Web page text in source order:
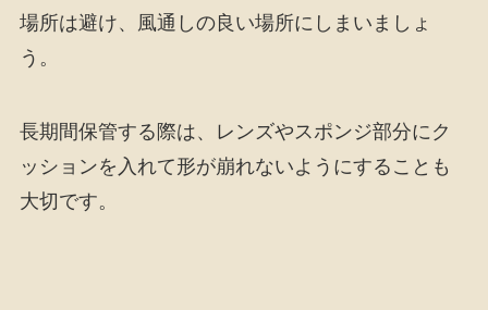
場所は避け、風通しの良い場所にしまいましょ
う。
長期間保管する際は、レンズやスポンジ部分にク
ッションを入れて形が崩れないようにすることも
大切です。